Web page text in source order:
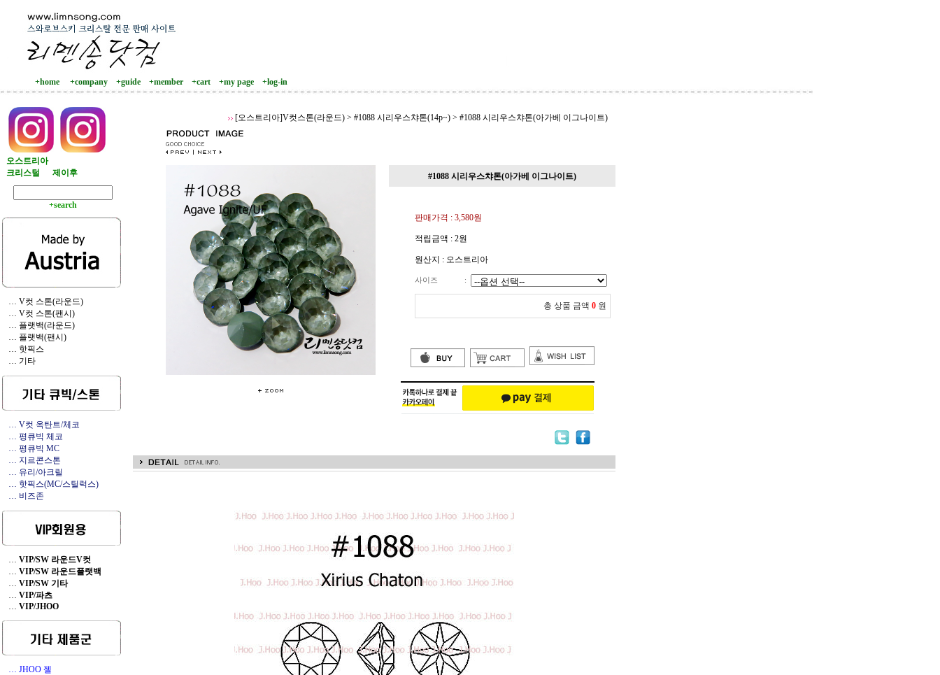
+home +company +guide +member +cart +my page +log-in
오스트리아
크리스털
제이후
+search
… V컷 스톤(라운드)
… V컷 스톤(팬시)
… 플랫백(라운드)
… 플랫백(팬시)
… 핫픽스
… 기타
… V컷 옥탄트/체코
… 평큐빅 체코
… 평큐빅 MC
… 지르콘스톤
… 유리/아크릴
… 핫픽스(MC/스틸럭스)
… 비즈존
… VIP/SW 라운드V컷
… VIP/SW 라운드플랫백
… VIP/SW 기타
… VIP/파츠
… VIP/JHOO
… JHOO 젤
[오스트리아]V컷스톤(라운드) > #1088 시리우스챠톤(14p~) > #1088 시리우스챠톤(아가베 이그나이트)
#1088 시리우스챠톤(아가베 이그나이트)
판매가격 : 3,580원
적립금액 : 2원
원산지 : 오스트리아
사이즈 :
총 상품 금액 0 원